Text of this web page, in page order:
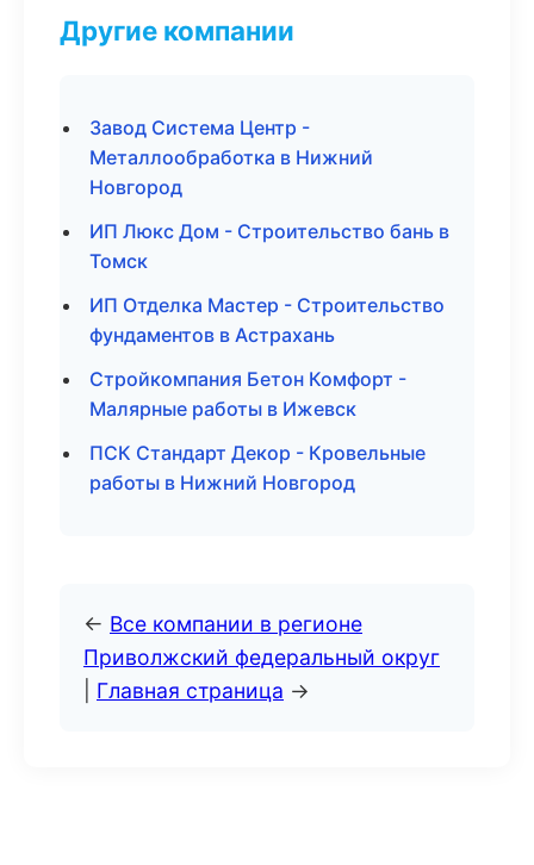
Другие компании
Завод Система Центр -
Металлообработка в Нижний
Новгород
ИП Люкс Дом - Строительство бань в
Томск
ИП Отделка Мастер - Строительство
фундаментов в Астрахань
Стройкомпания Бетон Комфорт -
Малярные работы в Ижевск
ПСК Стандарт Декор - Кровельные
работы в Нижний Новгород
← Все компании в регионе
Приволжский федеральный округ
Главная страница →